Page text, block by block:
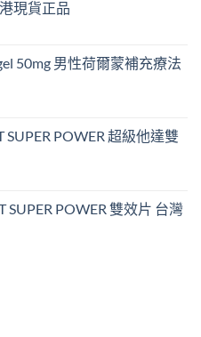
現貨正品
50mg 男性荷爾蒙補充療法
SUPER POWER 超級他達雙
SUPER POWER 雙效片 台灣